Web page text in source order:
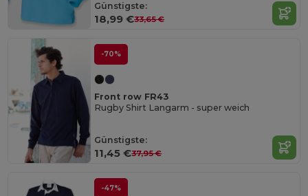
Günstigste:
18,99 €33,65 €
-70%
Front row FR43
Rugby Shirt Langarm - super weich
Günstigste:
11,45 €37,95 €
-47%